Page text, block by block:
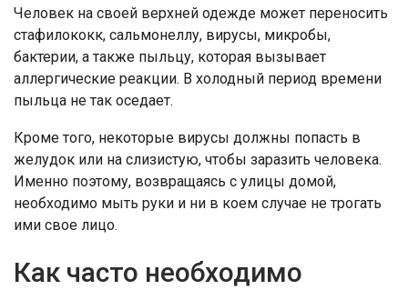
Человек на своей верхней одежде может переносить
стафилококк, сальмонеллу, вирусы, микробы,
бактерии, а также пыльцу, которая вызывает
аллергические реакции. В холодный период времени
пыльца не так оседает.
Кроме того, некоторые вирусы должны попасть в
желудок или на слизистую, чтобы заразить человека.
Именно поэтому, возвращаясь с улицы домой,
необходимо мыть руки и ни в коем случае не трогать
ими свое лицо.
Как часто необходимо